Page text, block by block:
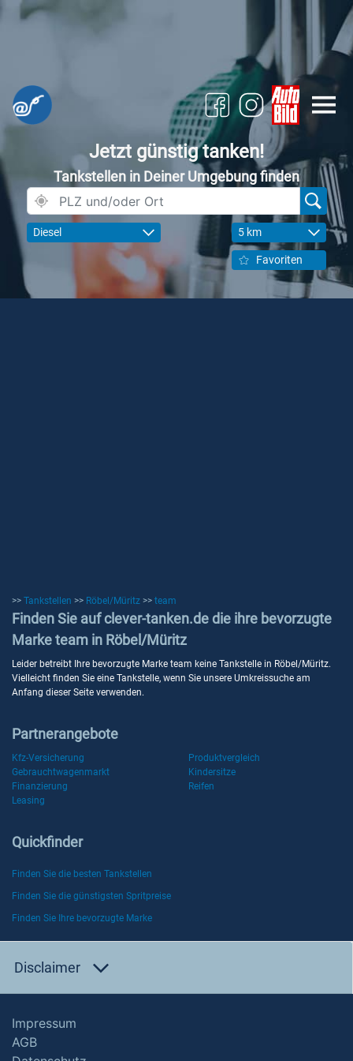
Jetzt günstig tanken!
Tankstellen in Deiner Umgebung finden
Diesel 5 km
Favoriten
>> Tankstellen >> Röbel/Müritz >> team
Finden Sie auf clever-tanken.de die ihre bevorzugte
Marke team in Röbel/Müritz
Leider betreibt Ihre bevorzugte Marke team keine Tankstelle in Röbel/Müritz.
Vielleicht finden Sie eine Tankstelle, wenn Sie unsere Umkreissuche am
Anfang dieser Seite verwenden.
Partnerangebote
Kfz-Versicherung
Produktvergleich
Gebrauchtwagenmarkt
Kindersitze
Finanzierung
Reifen
Leasing
Quickfinder
Finden Sie die besten Tankstellen
Finden Sie die günstigsten Spritpreise
Finden Sie Ihre bevorzugte Marke
Disclaimer
Impressum
AGB